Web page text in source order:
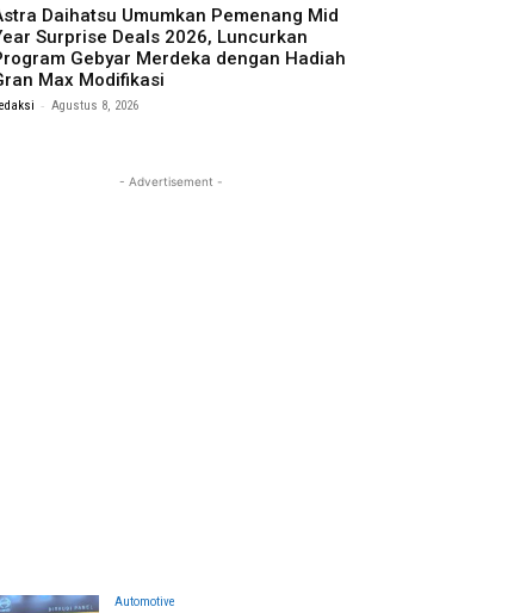
Daihatsu Umumkan Pemenang Mid
Surprise Deals 2026, Luncurkan
Gebyar Merdeka dengan Hadiah
Max Modifikasi
- Agustus 8, 2026
- Advertisement -
Automotive